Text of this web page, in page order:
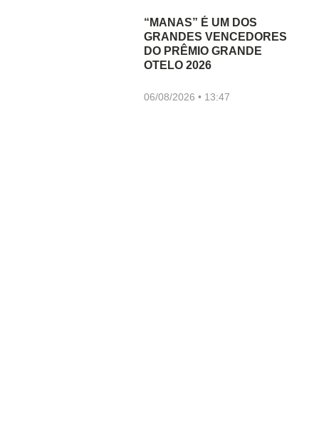
“MANAS” É UM DOS
GRANDES VENCEDORES
DO PRÊMIO GRANDE
OTELO 2026
06/08/2026 13:47